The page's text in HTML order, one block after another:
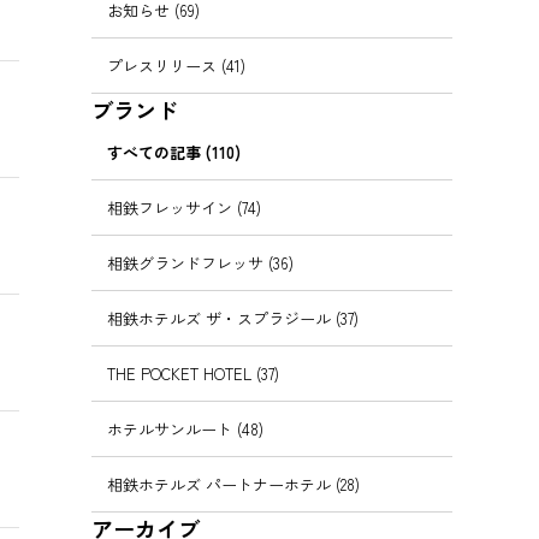
お知らせ (69)
プレスリリース (41)
ブランド
すべての記事 (110)
相鉄フレッサイン (74)
相鉄グランドフレッサ (36)
相鉄ホテルズ ザ・スプラジール (37)
THE POCKET HOTEL (37)
ホテルサンルート (48)
相鉄ホテルズ パートナーホテル (28)
アーカイブ